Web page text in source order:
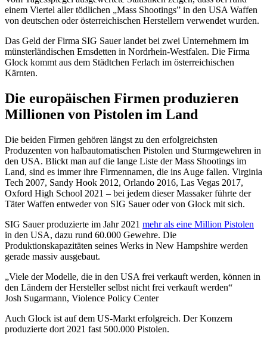
einem Viertel aller tödlichen „Mass Shootings” in den USA Waffen
von deutschen oder österreichischen Herstellern verwendet wurden.
Das Geld der Firma SIG Sauer landet bei zwei Unternehmern im
münsterländischen Emsdetten in Nordrhein-Westfalen. Die Firma
Glock kommt aus dem Städtchen Ferlach im österreichischen
Kärnten.
Die europäischen Firmen produzieren
Millionen von Pistolen im Land
Die beiden Firmen gehören längst zu den erfolgreichsten
Produzenten von halbautomatischen Pistolen und Sturmgewehren in
den USA. Blickt man auf die lange Liste der Mass Shootings im
Land, sind es immer ihre Firmennamen, die ins Auge fallen. Virginia
Tech 2007, Sandy Hook 2012, Orlando 2016, Las Vegas 2017,
Oxford High School 2021 – bei jedem dieser Massaker führte der
Täter Waffen entweder von SIG Sauer oder von Glock mit sich.
SIG Sauer produzierte im Jahr 2021 mehr als eine Million Pistolen
in den USA, dazu rund 60.000 Gewehre. Die
Produktionskapazitäten seines Werks in New Hampshire werden
gerade massiv ausgebaut.
„Viele der Modelle, die in den USA frei verkauft werden, können in
den Ländern der Hersteller selbst nicht frei verkauft werden“
Josh Sugarmann, Violence Policy Center
Auch Glock ist auf dem US-Markt erfolgreich. Der Konzern
produzierte dort 2021 fast 500.000 Pistolen.